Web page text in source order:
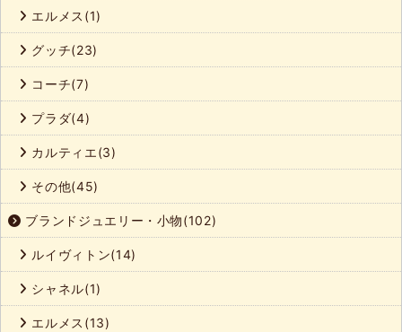
エルメス(1)
グッチ(23)
コーチ(7)
プラダ(4)
カルティエ(3)
その他(45)
ブランドジュエリー・小物(102)
ルイヴィトン(14)
シャネル(1)
エルメス(13)